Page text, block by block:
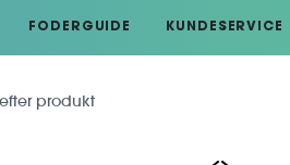
FODERGUIDE KUNDESERVICE